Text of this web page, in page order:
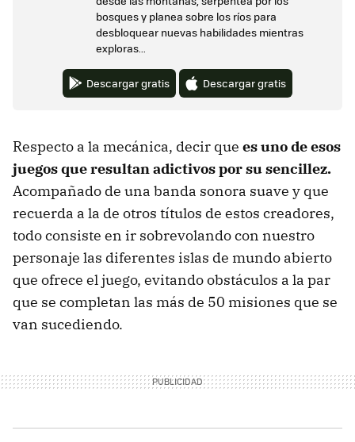
bosques y planea sobre los ríos para
desbloquear nuevas habilidades mientras
exploras...
Descargar gratis Descargar gratis
Respecto a la mecánica, decir que es uno de esos
juegos que resultan adictivos por su sencillez.
Acompañado de una banda sonora suave y que
recuerda a la de otros títulos de estos creadores,
todo consiste en ir sobrevolando con nuestro
personaje las diferentes islas de mundo abierto
que ofrece el juego, evitando obstáculos a la par
que se completan las más de 50 misiones que se
van sucediendo.